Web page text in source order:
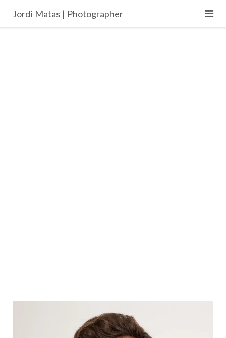
content
Jordi Matas | Photographer